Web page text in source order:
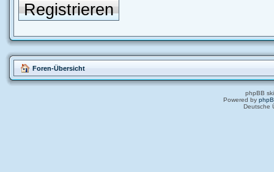
Registrieren
Foren-Übersicht
phpBB
Powered by
Deutsche